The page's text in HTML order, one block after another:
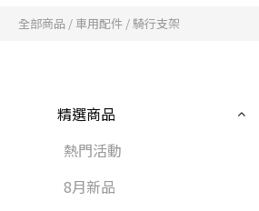
全部商品 /車用配件 /騎行支架
精選商品
熱門活動
8月新品